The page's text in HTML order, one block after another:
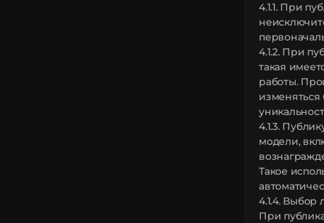
4.1.1. При
4.1.2. При
такая
работы.
4.1.3.
модели,
Такое
4.1.4. Выбор
При